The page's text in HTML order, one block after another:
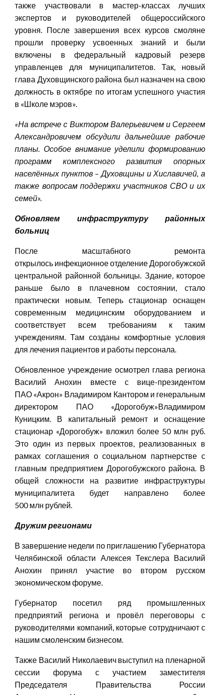
также участвовали в мастер-классах лучших
экспертов и руководителей общероссийского
уровня. После завершения всех курсов смоляне
прошли проверку усвоенных знаний и были
включены в федеральный кадровый резерв
управленцев для муниципалитетов. Так, новый
глава Духовщинского района был назначен на свою
должность в октябре по итогам успешного участия
в «Школе мэров».
«На встрече с Виктором Валерьевичем и Сергеем
Александровичем обсудили дальнейшие рабочие
планы. Особое внимание уделили формированию
программ комплексного развития опорных
населённых пунктов – Духовщины и Хиславичей, а
также вопросам поддержки участников СВО и их
семей».
Обновляем инфраструктуру районных
больниц
После масштабного ремонта
открылось инфекционное отделение Дорогобужской
центральной районной больницы. Здание, которое
раньше было в плачевном состоянии, стало
практически новым. Теперь стационар оснащен
современным медицинским оборудованием и
соответствует всем требованиям к таким
учреждениям. Там созданы комфортные условия
для лечения пациентов и работы персонала.
Обновленное учреждение осмотрел глава региона
Василий Анохин вместе с вице-президентом
ПАО «Акрон» Владимиром Кантором и генеральным
директором ПАО «Дорогобуж»Владимиром
Куницким. В капитальный ремонт и оснащение
стационар «Дорогобуж» вложил более 50 млн руб.
Это один из первых проектов, реализованных в
рамках соглашения о социальном партнерстве с
главным предприятием Дорогобужского района. В
общей сложности на развитие инфраструктуры
муниципалитета будет направлено более
500 млн рублей.
Дружим регионами
В завершение недели по приглашению Губернатора
Челябинской области Алексея Текслера Василий
Анохин принял участие во втором русском
экономическом форуме.
Губернатор посетил ряд промышленных
предприятий региона и провёл переговоры с
руководителями компаний, которые сотрудничают с
нашим смоленским бизнесом.
Также Василий Николаевич выступил на пленарной
сессии форума с участием заместителя
Председателя Правительства России